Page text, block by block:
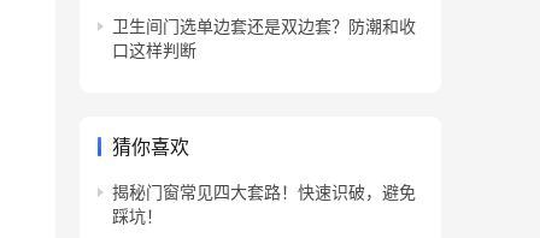
卫生间门选单边套还是双边套？防潮和收
口这样判断
猜你喜欢
揭秘门窗常见四大套路！快速识破，避免
踩坑！